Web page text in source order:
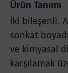
Ürün Tanımı
İki bileşenli,
sonkat
ve kimyasal
karşılamak